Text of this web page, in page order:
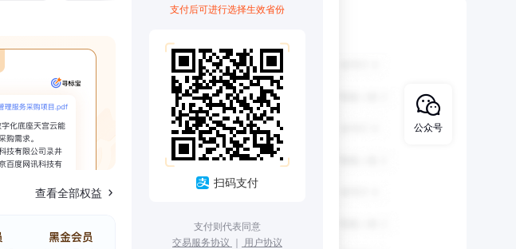
查看全部权益
支付后可进行选择生效省份
扫码支付
支付则代表同意
交易服务协议 ｜ 用户协议
公众号